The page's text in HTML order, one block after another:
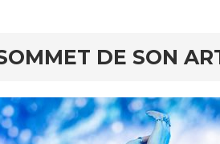
DE SON